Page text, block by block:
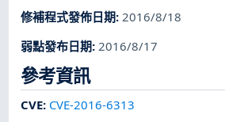
修補程式發佈日期:2016/8/18
弱點發布日期: 2016/8/17
參考資訊
CVE: CVE-2016-6313